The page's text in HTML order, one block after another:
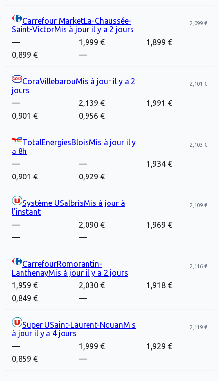
Carrefour MarketLa-Chaussée-
Saint-VictorMis à jour il y a 2 jours
2,099 €
— 1,999 €
1,899 €
0,899 €
—
CoraVillebarouMis à jour il y a 2
jours
2,101 €
— 2,139 €
1,991 €
0,901 €
0,956 €
TotalEnergiesBloisMis à jour il y
a 8h
2,103 €
— —
1,934 €
0,901 €
0,929 €
Système USalbrisMis à jour à
l'instant
2,109 €
— 2,090 €
1,969 €
—
—
CarrefourRomorantin-
LanthenayMis à jour il y a 2 jours
2,116 €
1,959 € 2,030 €
1,918 €
0,849 €
—
Super USaint-Laurent-NouanMis
à jour il y a 4 jours
2,119 €
— 1,999 €
1,929 €
0,859 €
—